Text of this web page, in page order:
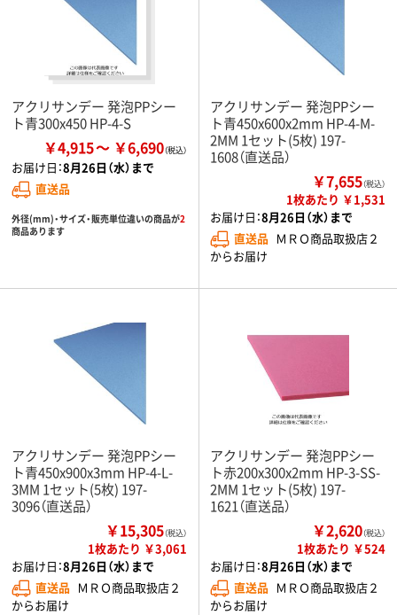
アクリサンデー 発泡PPシー
ト青300x450 HP-4-S
￥4,915 ￥6,690
お届け日：8月26日（水）まで
直送品
外径(mm)・サイズ・販売単位違いの商品が2
商品あります
アクリサンデー 発泡PPシー
ト青450x600x2mm HP-4-M-
2MM 1セット(5枚) 197-
1608（直送品）
￥7,655（税込）
1枚あたり ￥1,531
お届け日：8月26日（水）まで
直送品 ＭＲＯ商品取扱店２
からお届け
アクリサンデー 発泡PPシー
ト青450x900x3mm HP-4-L-
3MM 1セット(5枚) 197-
3096（直送品）
￥15,305（税込）
1枚あたり ￥3,061
お届け日：8月26日（水）まで
直送品 ＭＲＯ商品取扱店２
からお届け
アクリサンデー 発泡PPシー
ト赤200x300x2mm HP-3-SS-
2MM 1セット(5枚) 197-
1621（直送品）
￥2,620（税込）
1枚あたり ￥524
お届け日：8月26日（水）まで
直送品 ＭＲＯ商品取扱店２
からお届け